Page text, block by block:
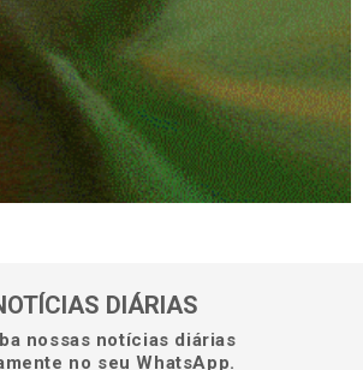
DIÁRIAS
nossas notícias diárias
no seu WhatsApp.